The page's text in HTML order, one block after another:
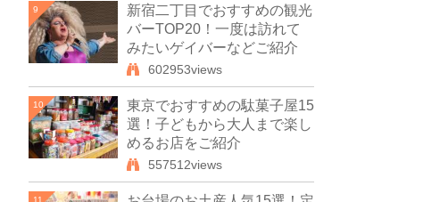
9
新宿二丁目でおすすめの観光
バーTOP20！一度は訪れて
みたいゲイバーなどご紹介
602953views
10
東京でおすすめの駄菓子屋15
選！子どもから大人まで楽し
めるお店をご紹介
557512views
11